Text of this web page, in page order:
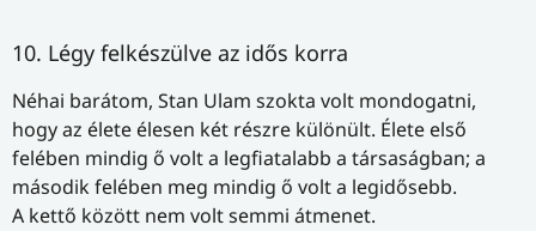
10. Légy felkészülve az idős korra
Néhai barátom, Stan Ulam szokta volt mondogatni,
hogy az élete élesen két részre különült. Élete első
felében mindig ő volt a legfiatalabb a társaságban; a
második felében meg mindig ő volt a legidősebb.
A kettő között nem volt semmi átmenet.